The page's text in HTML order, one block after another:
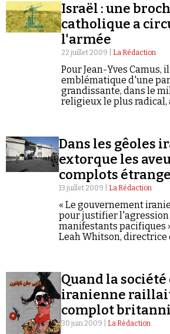
Se connecter
Israël : une
catholique a
l'armée
22 juillet 2009 | La Rédaction
Pour Jean-Yves Camus,
emblématique d'une
grandissante, dans le
religieux le plus radical,
Dans les gêoles
extorque les
complots
13 juillet 2009 | La Rédaction
« Le gouvernement
pour justifier l'agression
manifestants pacifiques
Leah Whitson, directrice
Quand la
iranienne
complot
30 juin 2009 | La Rédaction